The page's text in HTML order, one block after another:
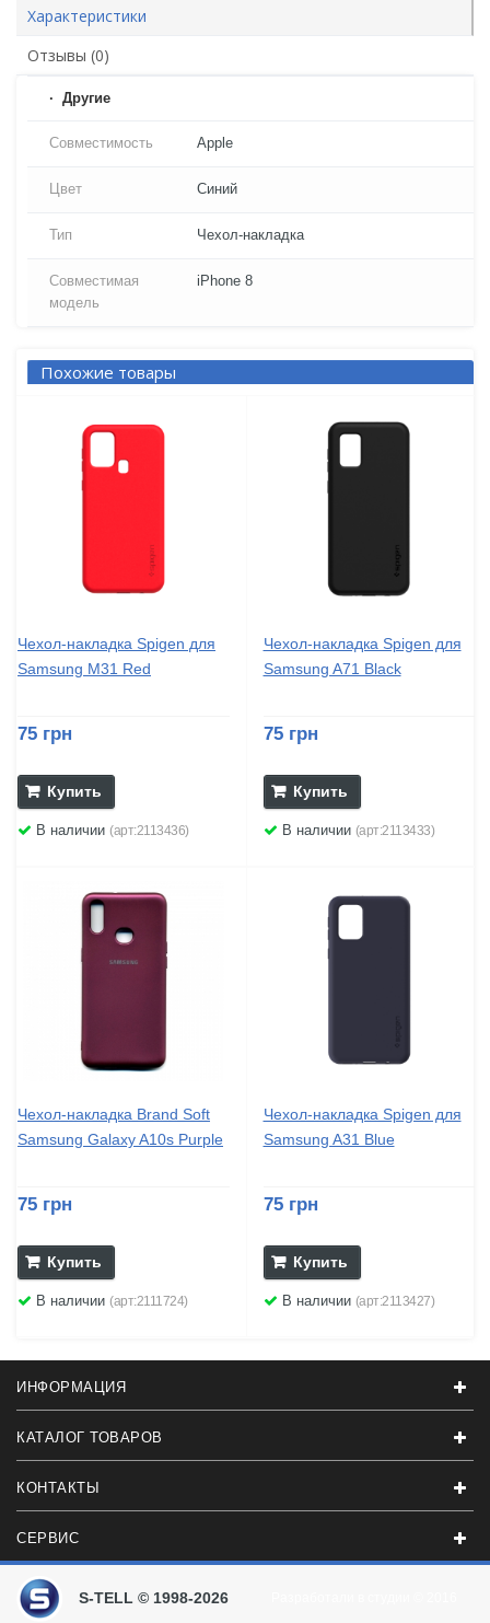
Характеристики
Отзывы (0)
Другие
Совместимость Apple
Цвет Синий
Тип Чехол-накладка
Совместимая
модель
iPhone 8
Похожие товары
Чехол-накладка Spigen для
Samsung M31 Red
75 грн
Купить
В наличии (арт:2113436)
Чехол-накладка Spigen для
Samsung A71 Black
75 грн
Купить
В наличии (арт:2113433)
Чехол-накладка Brand Soft
Samsung Galaxy A10s Purple
75 грн
Купить
В наличии (арт:2111724)
Чехол-накладка Spigen для
Samsung A31 Blue
75 грн
Купить
В наличии (арт:2113427)
ИНФОРМАЦИЯ
КАТАЛОГ ТОВАРОВ
КОНТАКТЫ
СЕРВИС
S-TELL © 1998-2026